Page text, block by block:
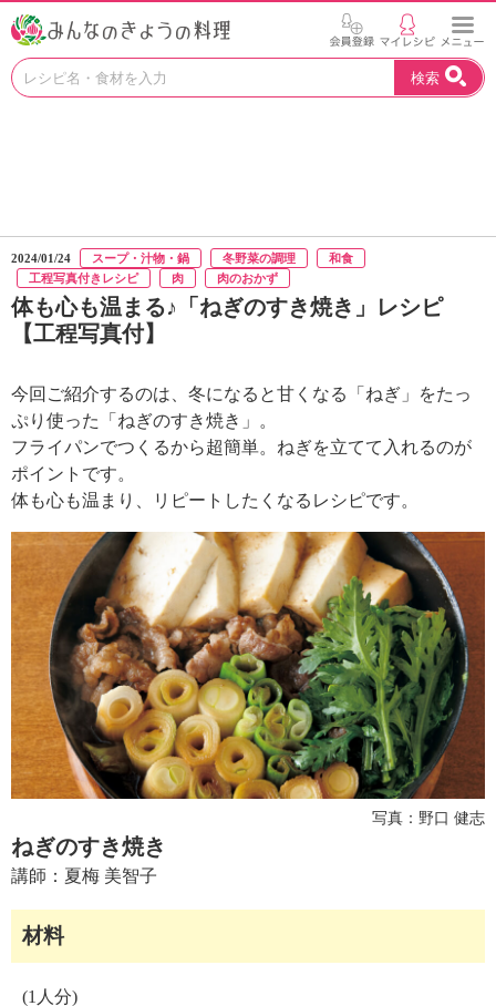
お
つ
け
よ
H
K
エ
ュ
ー
シ
ョ
ナ
ル
「
み
ん
な
の
き
ょ
検索
2024/01/24 スープ・汁物・鍋 冬野菜の調理
和食
工程写真付きレシピ
肉 肉のおかず
体も心も温まる♪「ねぎのすき焼き」レシピ
【工程写真付】
今回ご紹介するのは、冬になると甘くなる「ねぎ」をたっ
ぷり使った「ねぎのすき焼き」。
フライパンでつくるから超簡単。ねぎを立てて入れるのが
ポイントです。
体も心も温まり、リピートしたくなるレシピです。
写真：野口 健志
ねぎのすき焼き
講師： 夏梅 美智子
材料
(1人分)